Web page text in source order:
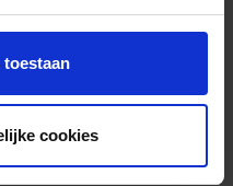
cookies